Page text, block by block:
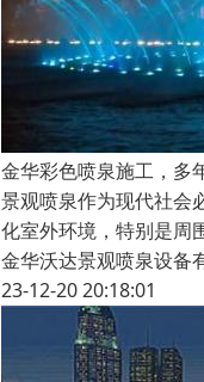
金华彩色喷泉施工，多
景观喷泉作为现代社会
化室外环境，特别是周
金华沃达景观喷泉设备
23-12-20 20:18:01